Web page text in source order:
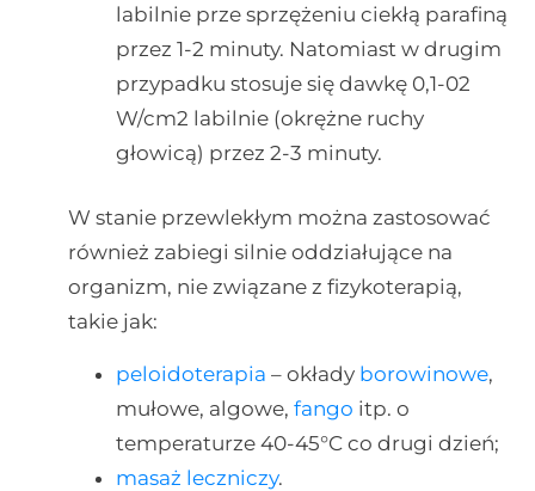
labilnie prze sprzężeniu ciekłą parafiną
przez 1-2 minuty. Natomiast w drugim
przypadku stosuje się dawkę 0,1-02
W/cm2 labilnie (okrężne ruchy
głowicą) przez 2-3 minuty.
W stanie przewlekłym można zastosować
również zabiegi silnie oddziałujące na
organizm, nie związane z fizykoterapią,
takie jak:
peloidoterapia – okłady borowinowe,
mułowe, algowe, fango itp. o
temperaturze 40-45°C co drugi dzień;
masaż leczniczy.